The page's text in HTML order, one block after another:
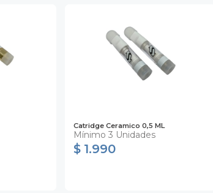
Catridge Ceramico 0,5 ML
Mínimo 3 Unidades
$ 1.990